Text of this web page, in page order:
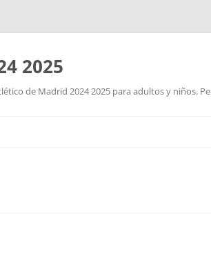
2025
de Madrid 2024 2025 para adultos y niños.